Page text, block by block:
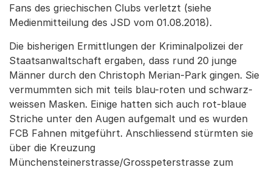
Fans des griechischen Clubs verletzt (siehe
Medienmitteilung des JSD vom 01.08.2018).
Die bisherigen Ermittlungen der Kriminalpolizei der
Staatsanwaltschaft ergaben, dass rund 20 junge
Männer durch den Christoph Merian-Park gingen. Sie
vermummten sich mit teils blau-roten und schwarz-
weissen Masken. Einige hatten sich auch rot-blaue
Striche unter den Augen aufgemalt und es wurden
FCB Fahnen mitgeführt. Anschliessend stürmten sie
über die Kreuzung
Münchensteinerstrasse/Grosspeterstrasse zum